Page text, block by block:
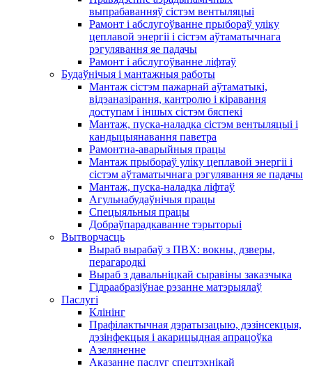
выпрабаванняў сістэм вентыляцыі
Рамонт і абслугоўванне прыбораў уліку
цеплавой энергіі і сістэм аўтаматычнага
рэгулявання яе падачы
Рамонт і абслугоўванне ліфтаў
Будаўнічыя і мантажныя работы
Мантаж сістэм пажарнай аўтаматыкі,
відэаназірання, кантролю і кіравання
доступам і іншых сістэм бяспекі
Мантаж, пуска-наладка сістэм вентыляцыі і
кандыцыянавання паветра
Рамонтна-аварыйныя працы
Мантаж прыбораў уліку цеплавой энергіі і
сістэм аўтаматычнага рэгулявання яе падачы
Мантаж, пуска-наладка ліфтаў
Агульнабудаўнічыя працы
Спецыяльныя працы
Добраўпарадкаванне тэрыторыі
Вытворчасць
Выраб вырабаў з ПВХ: вокны, дзверы,
перагародкі
Выраб з давальніцкай сыравіны заказчыка
Гідраабразіўнае рэзанне матэрыялаў
Паслугі
Клінінг
Прафілактычная дэратызацыю, дэзiнсекцыя,
дэзінфекцыя і акарицыдная апрацоўка
Азеляненне
Аказанне паслуг спецтэхнікай